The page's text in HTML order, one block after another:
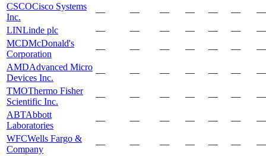
CSCOCisco Systems
Inc.
— — — — — —
—
LINLinde plc — — — — — —
—
MCDMcDonald's
Corporation
— — — — — —
—
AMDAdvanced Micro
Devices Inc.
— — — — — —
—
TMOThermo Fisher
Scientific Inc.
— — — — — —
—
ABTAbbott
Laboratories
— — — — — —
—
WFCWells Fargo &
Company
— — — — — —
—